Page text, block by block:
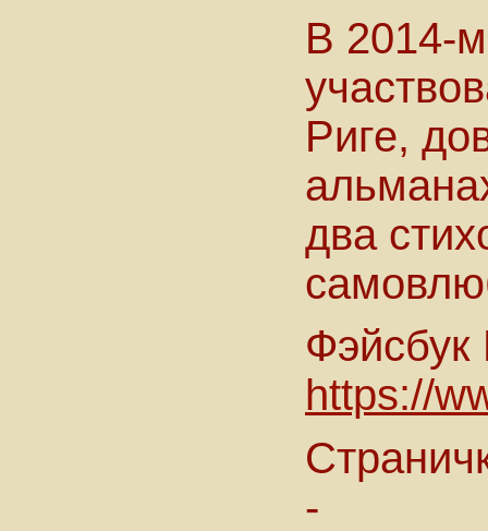
В 2014-
Риге,
два
Фэйсбук
https://
-